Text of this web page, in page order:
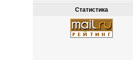
Статистика